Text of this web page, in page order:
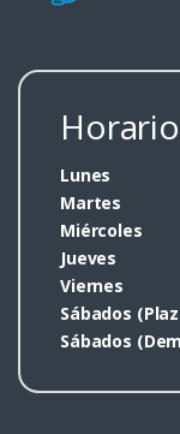
Lunes
Martes
Miércoles
Jueves
Viernes
Sábados
Sábados